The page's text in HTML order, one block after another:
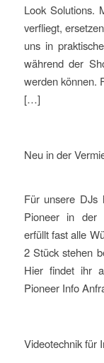
Look Solutions.
verfliegt,
uns in
während der
werden können.
[…]
Neu in der
Für unsere DJs
Pioneer in der
erfüllt fast alle
2 Stück stehen
Hier findet ihr
Pioneer Info
Videotechnik für